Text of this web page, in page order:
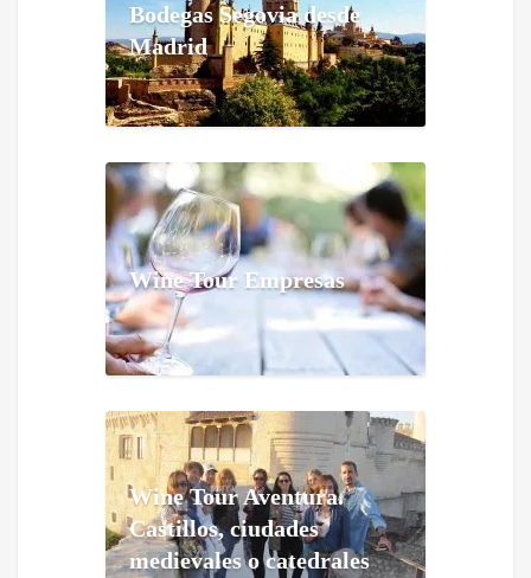
Bodegas Segovia desde
Madrid
Wine Tour Empresas
Wine Tour Aventura.
Castillos, ciudades
medievales o catedrales